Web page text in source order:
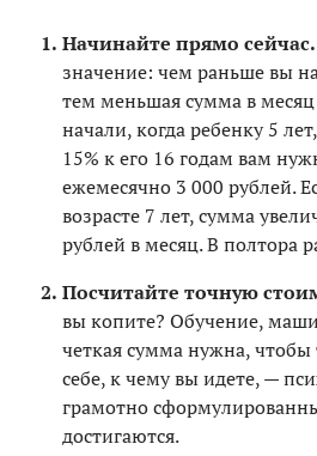
Начинайте прямо сейчас.
значение: чем раньше вы
тем меньшая сумма в
начали, когда ребенку 5
15% к его 16 годам вам
ежемесячно 3 000 рублей.
возрасте 7 лет, сумма
рублей в месяц. В полтора
Посчитайте точную
вы копите? Обучение,
четкая сумма нужна, чтобы
себе, к чему вы идете, —
грамотно
достигаются.